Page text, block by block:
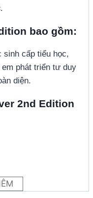
bao gồm:
sinh cấp tiểu học,
phát triển tư duy
diện.
2nd Edition